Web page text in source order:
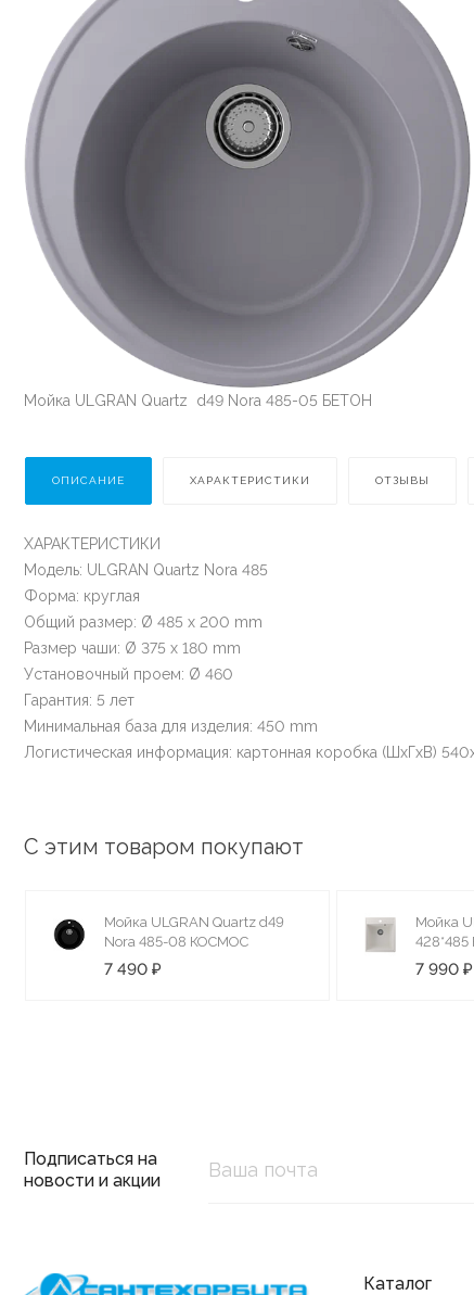
Мойка ULGRAN Quartz d49 Nora 485-05 БЕТОН
ОПИСАНИЕ ХАРАКТЕРИСТИКИ ОТЗЫВЫ
ХАРАКТЕРИСТИКИ
Модель: ULGRAN Quartz Nora 485
Форма: круглая
Общий размер: Ø 485 х 200 mm
Размер чаши: Ø 375 х 180 mm
Установочный проем: Ø 460
Гарантия: 5 лет
Минимальная база для изделия: 450 mm
Логистическая информация: картонная коробка (ШхГхВ)
С этим товаром покупают
Мойка ULGRAN Quartz d49
Nora 485-08 КОСМОС
7 490 ₽
Мойка
428*485
ЖАСМИН
7 990 ₽
Подписаться на
новости и акции
Каталог